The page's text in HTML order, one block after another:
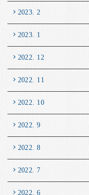
2023. 2
2023. 1
2022. 12
2022. 11
2022. 10
2022. 9
2022. 8
2022. 7
2022. 6